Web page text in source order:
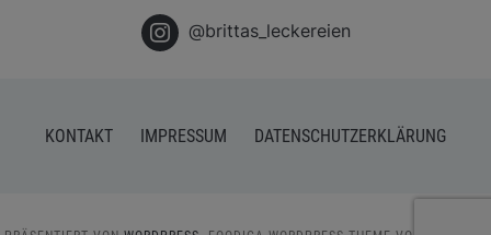
@brittas_leckereien
KONTAKT IMPRESSUM DATENSCHUTZERKLÄRUNG